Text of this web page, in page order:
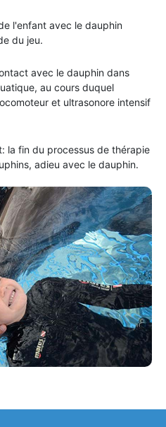
l'enfant avec le dauphin
du jeu.
avec le dauphin dans
au cours duquel
et ultrasonore intensif
la fin du processus de thérapie
adieu avec le dauphin.